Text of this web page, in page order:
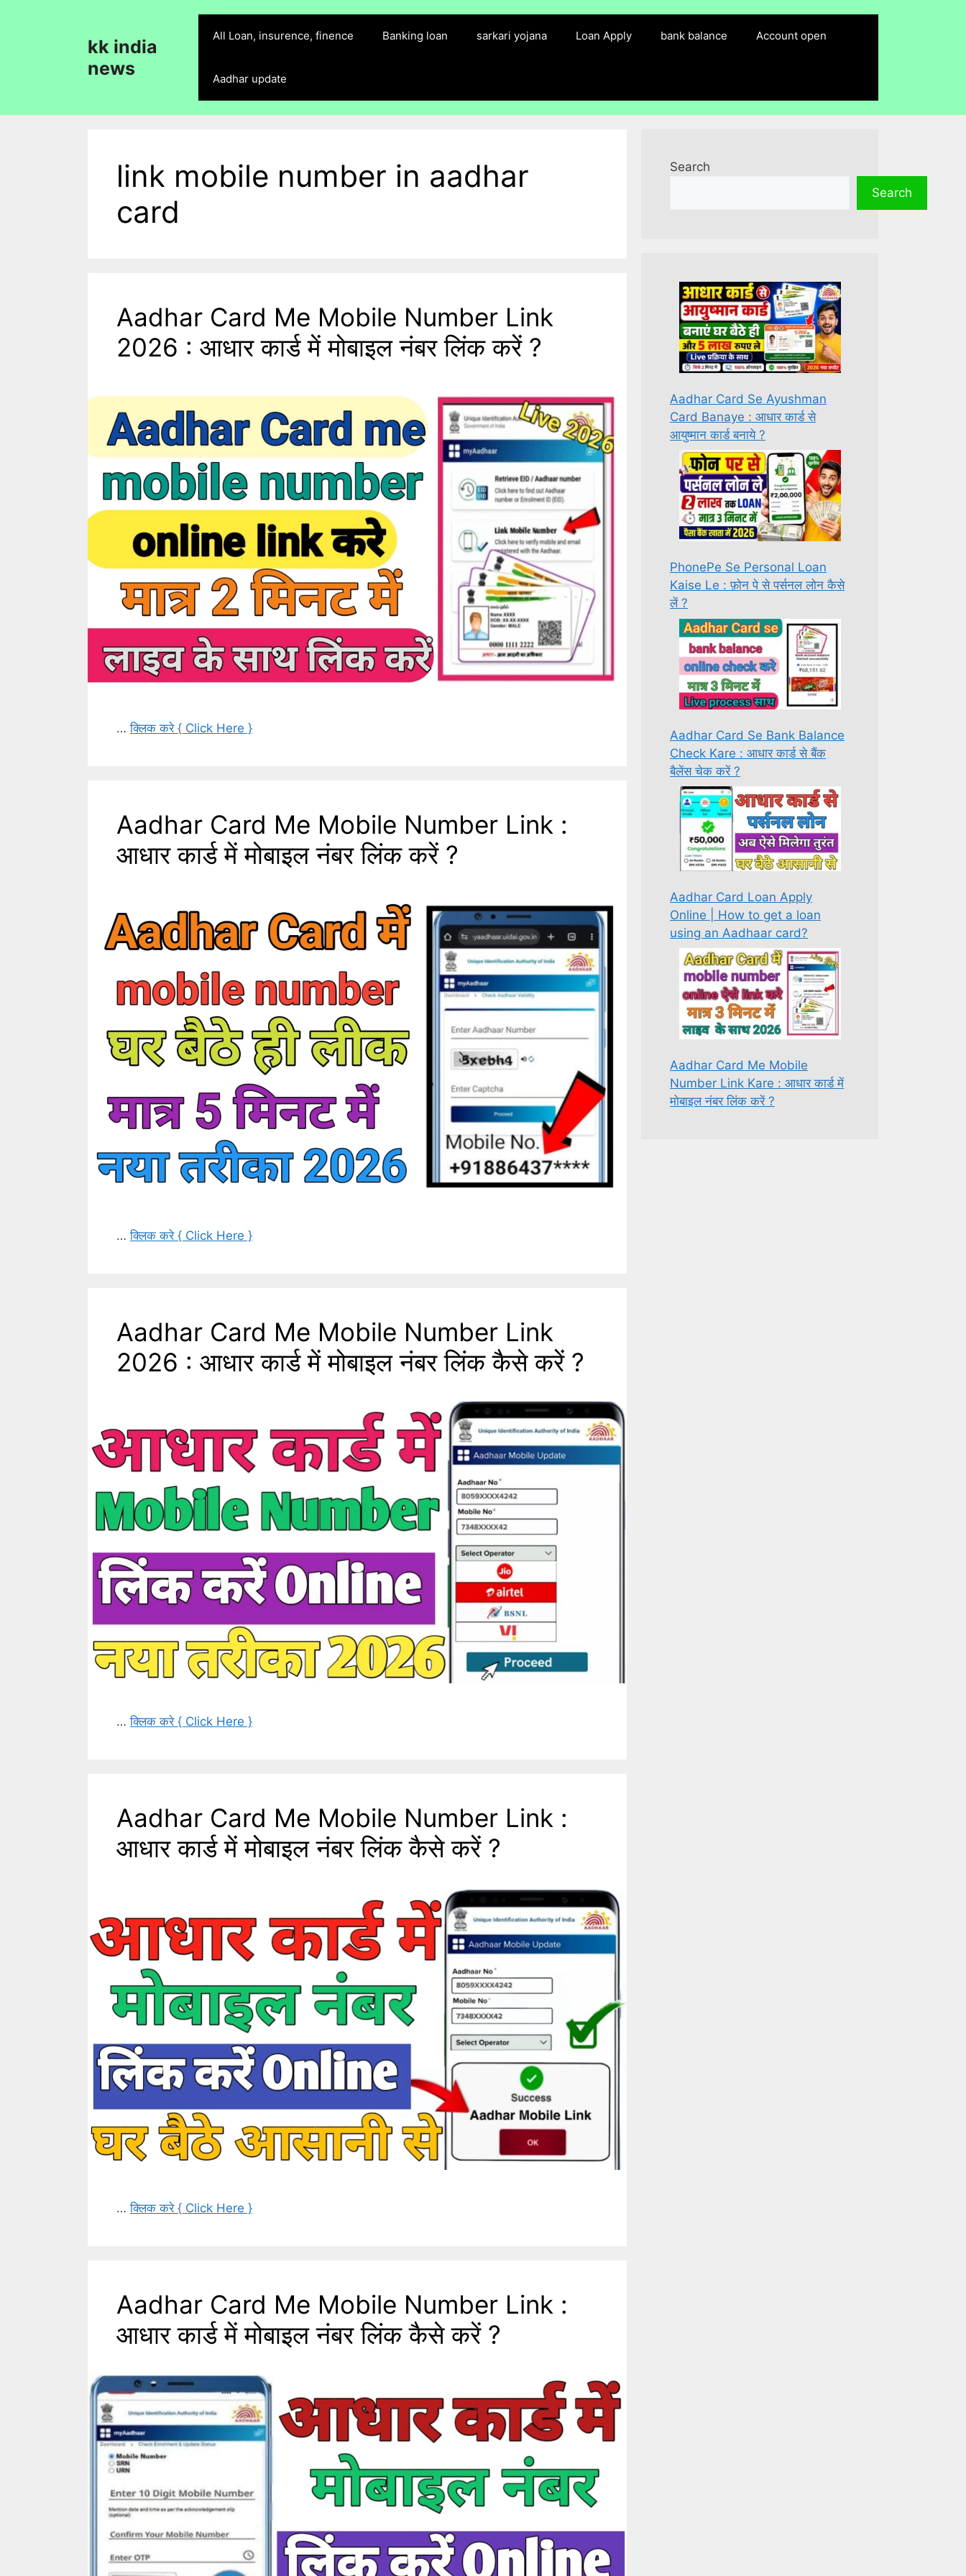
kk india
news
All Loan, insurence, finence Banking loan sarkari yojana Loan Apply bank balance Account open
Aadhar update
link mobile number in aadhar
card
Aadhar Card Me Mobile Number Link
2026 : आधार कार्ड में मोबाइल नंबर लिंक करें ?
…क्लिक करे { Click Here }
Aadhar Card Me Mobile Number Link :
आधार कार्ड में मोबाइल नंबर लिंक करें ?
…क्लिक करे { Click Here }
Aadhar Card Me Mobile Number Link
2026 : आधार कार्ड में मोबाइल नंबर लिंक कैसे करें ?
…क्लिक करे { Click Here }
Aadhar Card Me Mobile Number Link :
आधार कार्ड में मोबाइल नंबर लिंक कैसे करें ?
…क्लिक करे { Click Here }
Aadhar Card Me Mobile Number Link :
आधार कार्ड में मोबाइल नंबर लिंक कैसे करें ?
Search
Search
Aadhar Card Se Ayushman
Card Banaye : आधार कार्ड से
आयुष्मान कार्ड बनाये ?
PhonePe Se Personal Loan
Kaise Le : फ़ोन पे से पर्सनल लोन कैसे
लें ?
Aadhar Card Se Bank Balance
Check Kare : आधार कार्ड से बैंक
बैलेंस चेक करें ?
Aadhar Card Loan Apply
Online | How to get a loan
using an Aadhaar card?
Aadhar Card Me Mobile
Number Link Kare : आधार कार्ड में
मोबाइल नंबर लिंक करें ?